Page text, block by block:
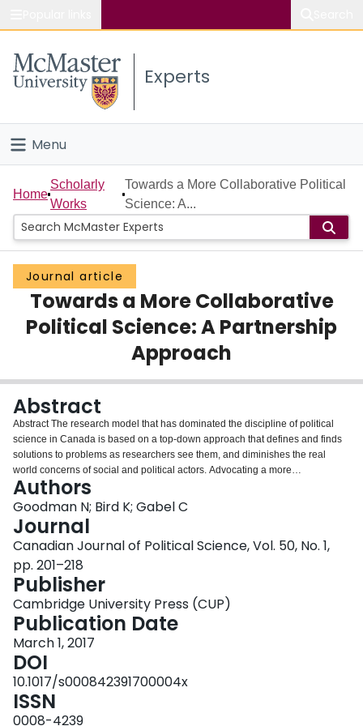
Study
Connect
Experts
Menu
Home
People
Groups
Scholarly Works
About
Login
Home
Scholarly
Works
Towards a More Collaborative Political
Science: A...
Journal article
Towards a More Collaborative
Political Science: A Partnership
Approach
Abstract
Abstract The research model that has dominated the discipline of political
science in Canada is based on a top-down approach that defines and finds
solutions to problems as researchers see them, and diminishes the real
world concerns of social and political actors. Advocating a more
collaborative political science, we argue for a partnership approach that
engages those actors in the research process, including problem definition,
research design, analysis and knowledge dissemination. This inclusion
sharpens the focus of the research and produces more contextually valid
and socially valuable knowledge. We draw upon our research experience
working with Indigenous communities in Canada to illustrate the value of this
approach, and carry out a review of partnership-based research published in
The Canadian Journal of Political Science. We find little evidence of
partnership-based research in our flagship journal and discuss the
implications for the future of our field. Résumé Le modèle de recherche qui a
dominé la discipline de la science politique au Canada se fonde sur une
approche descendante qui définit et apporte des solutions aux problèmes
tels que les chercheurs les perçoivent et atténue les préoccupations réelles
des acteurs sociaux et politiques. Préconisant une science politique plus
axée sur la collaboration, nous prônons une approche partenariale qui
associe ces acteurs dans le processus de recherche ainsi que dans la
Authors
Goodman N; Bird K; Gabel C
Journal
Canadian Journal of Political Science, Vol. 50, No. 1,
pp. 201–218
Publisher
Cambridge University Press (CUP)
Publication Date
March 1, 2017
DOI
10.1017/s000842391700004x
ISSN
0008-4239